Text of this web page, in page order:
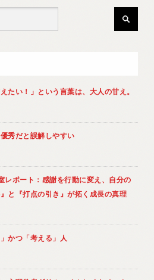
たい！」という言葉は、大人の甘え。
秀だと誤解しやすい
レポート：感謝を行動に変え、自分の
と『打点の引き』が拓く成長の真理
かつ「考える」人